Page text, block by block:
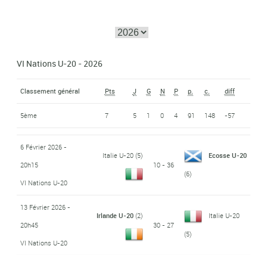
VI Nations U-20 - 2026
Classement général Pts J G N P p. c. diff
5ème 7 5 1 0 4 91 148 -57
6 Février 2026 -
20h15
VI Nations U-20
Italie U-20(5)
10 - 36
Ecosse U-20
(6)
13 Février 2026 -
20h45
VI Nations U-20
Irlande U-20(2)
30 - 27
Italie U-20
(5)